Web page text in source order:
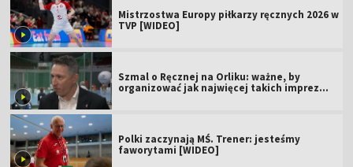
Mistrzostwa Europy piłkarzy ręcznych 2026 w
TVP [WIDEO]
Szmal o Ręcznej na Orliku: ważne, by
organizować jak najwięcej takich imprez
Polki zaczynają MŚ. Trener: jesteśmy
faworytami [WIDEO]